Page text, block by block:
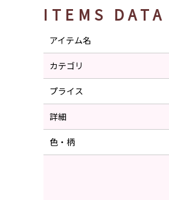
ITEMS DATA
アイテム名
カテゴリ
プライス
詳細
色・柄